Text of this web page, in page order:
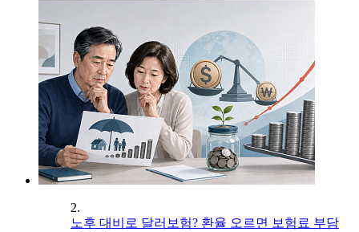
2.
노후 대비로 달러보험? 환율 오르면 보험료 부담